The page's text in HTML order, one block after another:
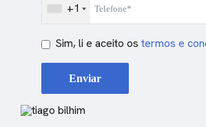
+1
Sim, li e aceito os termos e